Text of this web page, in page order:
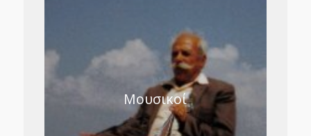
Μουσικοί